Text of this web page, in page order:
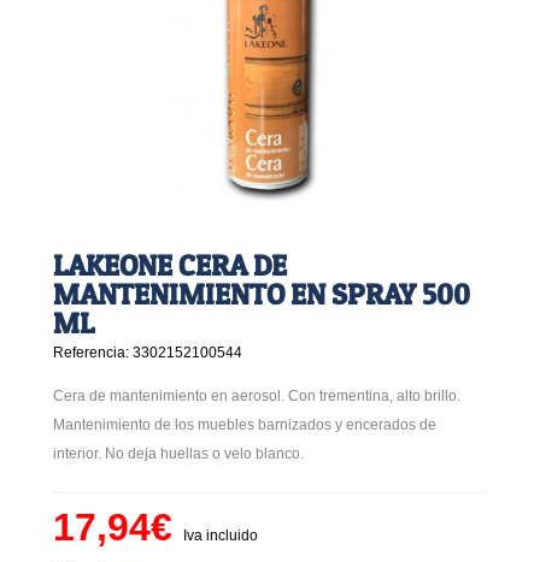
LAKEONE CERA DE
MANTENIMIENTO EN SPRAY 500
ML
Referencia: 3302152100544
Cera de mantenimiento en aerosol. Con trementina, alto brillo.
Mantenimiento de los muebles barnizados y encerados de
interior. No deja huellas o velo blanco.
17,94€ Iva incluido